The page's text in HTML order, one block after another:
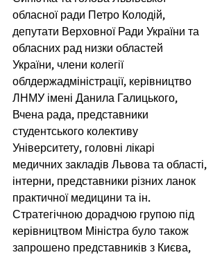
обласної ради Петро Колодій,
депутати Верховної Ради України та
обласних рад низки областей
України, члени колегії
облдержадміністрації, керівництво
ЛНМУ імені Данила Галицького,
Вчена рада, представники
студентського колективу
Університету, головні лікарі
медичних закладів Львова та області,
інтерни, представники різних ланок
практичної медицини та ін.
Стратегічною дорадчою групою під
керівництвом Міністра було також
запрошено представників з Києва,